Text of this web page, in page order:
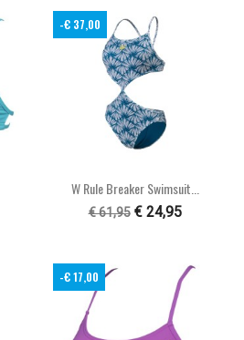
W Rule Breaker Swimsuit...
€ 61,95 € 24,95
-€ 37,00
-€ 17,00